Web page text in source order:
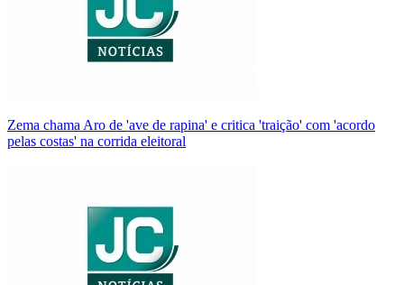
Zema chama Aro de 'ave de rapina' e critica 'traição' com 'acordo
pelas costas' na corrida eleitoral